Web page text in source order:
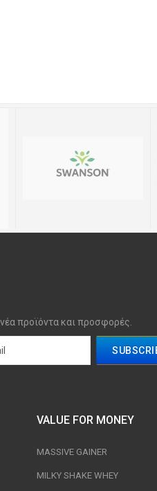
προϊόντα και προσφορές.
VALUE FOR MONEY
MASSIVE GAINER
MILKY SHAKE WHEY